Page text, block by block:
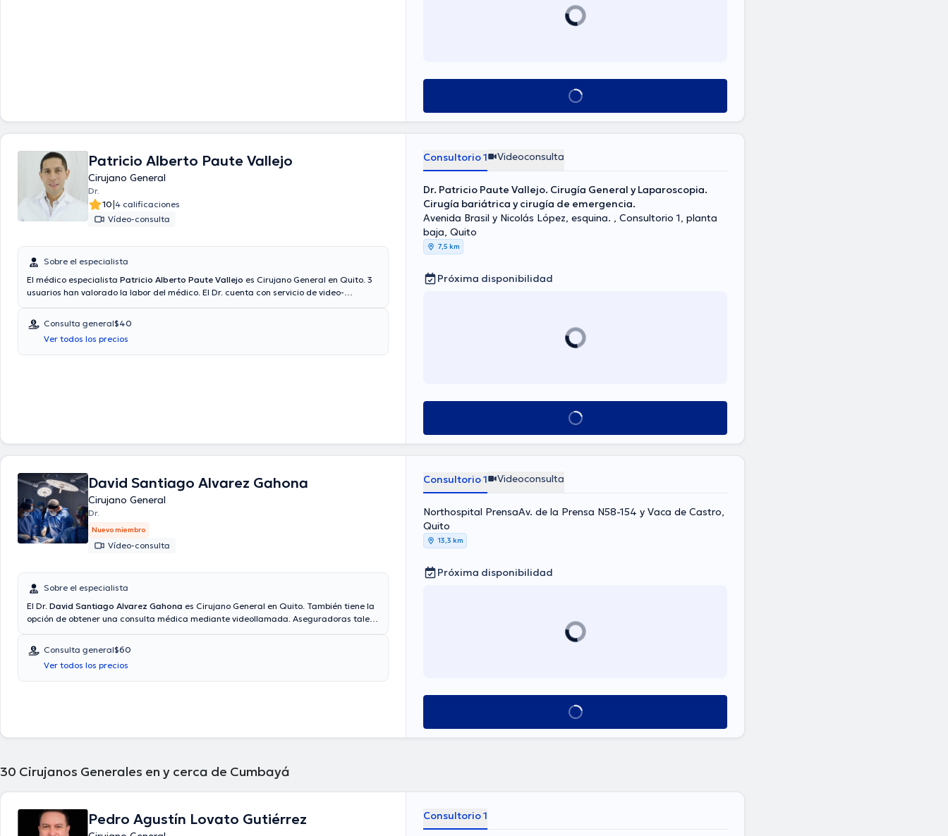
Ver más horarios
Patricio Alberto Paute Vallejo
Cirujano General
Dr.
10|4 calificaciones
Vídeo-consulta
Sobre el especialista
El médico especialista Patricio Alberto Paute Vallejo es Cirujano General en Quito. 3
usuarios han valorado la labor del médico. El Dr. cuenta con servicio de video-
Consulta privada, Plan Vital - Medicina Prepagada, Vía reembolso con cualquier
aseguradora. El precio de la consulta con el médico Patricio Alberto Paute Vallejo es
de $40. Algunos de los servicios médicos ofrecidos en el consultorio son: Apendicitis,
Cirugía digestiva, Hernias, Cirugía de vesícula biliar.
Consulta general$40
Ver todos los precios
Consultorio 1 Videoconsulta
Dr. Patricio Paute Vallejo. Cirugía General y Laparoscopia.
Cirugía bariátrica y cirugía de emergencia.
Avenida Brasil y Nicolás López, esquina. , Consultorio 1, planta
baja, Quito
7,5 km
Próxima disponibilidad
Ver más horarios
David Santiago Alvarez Gahona
Cirujano General
Dr.
Nuevo miembro
Vídeo-consulta
Sobre el especialista
El Dr. David Santiago Alvarez Gahona es Cirujano General en Quito. También tiene la
opción de obtener una consulta médica mediante videollamada. Aseguradoras tales
precio de la consulta con el médico especialista David Santiago Alvarez Gahona es de
$60.
Consulta general$60
Ver todos los precios
Consultorio 1 Videoconsulta
Northospital PrensaAv. de la Prensa N58-154 y Vaca de Castro,
Quito
13,3 km
Próxima disponibilidad
Ver más horarios
30 Cirujanos Generales en y cerca de Cumbayá
Pedro Agustín Lovato Gutiérrez Consultorio 1